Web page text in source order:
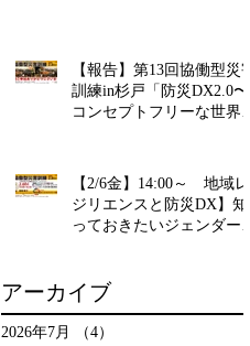
【報告】第13回協働型災害
訓練in杉戸「防災DX2.0〜
コンセプトフリーな世界を
【2/6金】14:00～ 地域レ
ジリエンスと防災DX】知
っておきたいジェンダーと
校 教諭 齋藤朝子が登壇
アーカイブ
2026年7月 （4）